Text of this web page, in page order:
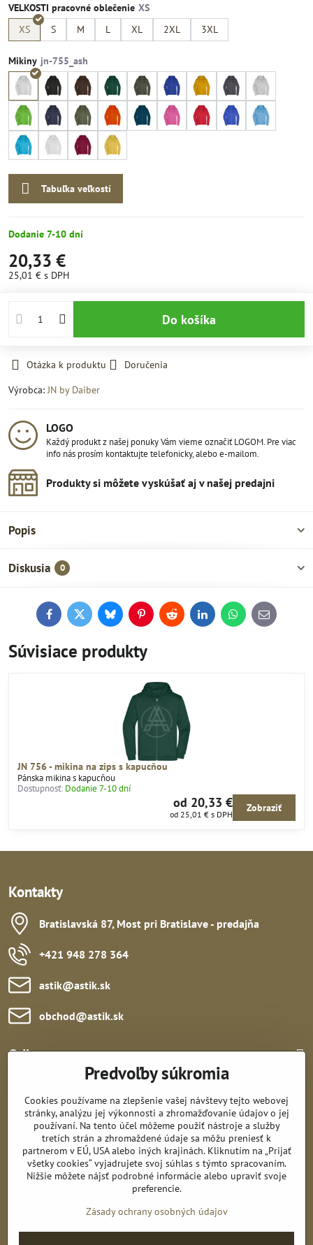
VELKOSTI pracovné oblečenie
XS
S M L XL 2XL 3XL
Mikiny
Tabuľka veľkostí
Dodanie 7-10 dní
20,33 €
25,01 € s DPH
Do košíka
Otázka k produktu
Doručenia
Výrobca:JN by Daiber
LOGO
Každý produkt z našej ponuky Vám vieme označiť LOGOM. Pre viac
info nás prosím kontaktujte telefonicky, alebo e-mailom.
Produkty si môžete vyskúšať aj v našej predajni
Popis
Diskusia 0
FacebookTwitterBlueskyPinterestReddit LinkedInWhatsApp
E-
mail
Súvisiace produkty
JN 756 - mikina na zips s kapucňou
Pánska mikina s kapucňou
Dostupnosť: Dodanie 7-10 dní
od 20,33 €
od 25,01 € s DPH
Zobraziť
Kontakty
Bratislavská 87, Most pri Bratislave - predajňa
+421 948 278 364
astik​@astik​.sk
obchod​@astik​.sk
Odkazy:
Sledujte nás:
Všetko k nákupu:
Predvoľby súkromia
Cookies používame na zlepšenie vašej návštevy tejto webovej
stránky, analýzu jej výkonnosti a zhromažďovanie údajov o jej
používaní. Na tento účel môžeme použiť nástroje a služby
tretích strán a zhromaždené údaje sa môžu preniesť k
partnerom v EÚ, USA alebo iných krajinách. Kliknutím na „Prijať
všetky cookies“ vyjadrujete svoj súhlas s týmto spracovaním.
Nižšie môžete nájsť podrobné informácie alebo upraviť svoje
preferencie.
Zásady ochrany osobných údajov